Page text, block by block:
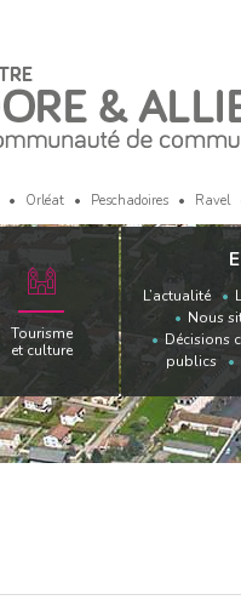
Orléat Peschadoires Ravel
Tourisme
et culture
L’actualité
Nous
Décisions
publics